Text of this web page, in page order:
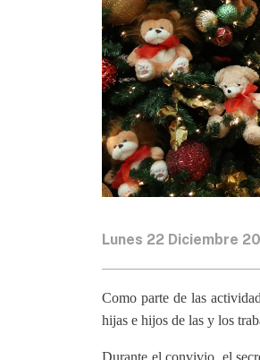
Lunes 22 Diciembre
Como parte de las
hijas e hijos de las y los
Durante el convivio, el